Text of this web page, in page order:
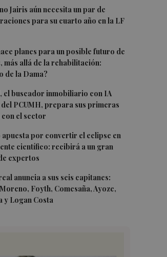
Jairis aún necesita un par de
para su cuarto año en la LF
planes para un posible futuro de
más allá de la rehabilitación:
de la Dama?
el buscador inmobiliario con IA
PCUMH, prepara sus primeras
con el sector
apuesta por convertir el eclipse en
científico: recibirá a un gran
expertos
anuncia a sus seis capitanes:
Foyth, Comesaña, Ayoze,
y Logan Costa